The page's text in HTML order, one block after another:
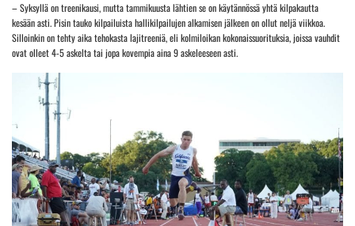
– Syksyllä on treenikausi, mutta tammikuusta lähtien se on käytännössä yhtä kilpakautta
kesään asti. Pisin tauko kilpailuista hallikilpailujen alkamisen jälkeen on ollut neljä viikkoa.
Silloinkin on tehty aika tehokasta lajitreeniä, eli kolmiloikan kokonaissuorituksia, joissa vauhdit
ovat olleet 4-5 askelta tai jopa kovempia aina 9 askeleeseen asti.